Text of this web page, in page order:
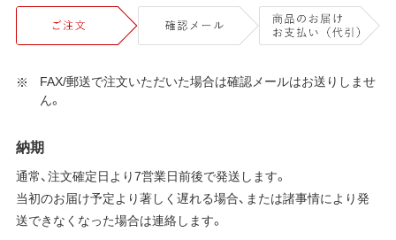
FAX/郵送で注文いただいた場合は確認メールはお送りしませ
ん。
納期
通常、注文確定日より7営業日前後で発送します。
当初のお届け予定より著しく遅れる場合、または諸事情により発
送できなくなった場合は連絡します。